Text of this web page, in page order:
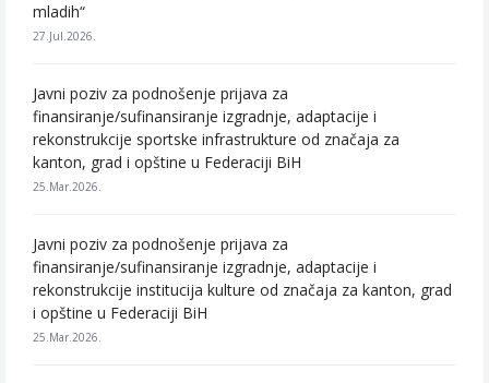
mladih“
27.Jul.2026.
Javni poziv za podnošenje prijava za
finansiranje/sufinansiranje izgradnje, adaptacije i
rekonstrukcije sportske infrastrukture od značaja za
kanton, grad i opštine u Federaciji BiH
25.Mar.2026.
Javni poziv za podnošenje prijava za
finansiranje/sufinansiranje izgradnje, adaptacije i
rekonstrukcije institucija kulture od značaja za kanton, grad
i opštine u Federaciji BiH
25.Mar.2026.